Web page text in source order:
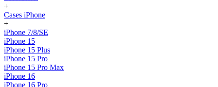
+
Cases iPhone
+
iPhone 7/8/SE
iPhone 15
iPhone 15 Plus
iPhone 15 Pro
iPhone 15 Pro Max
iPhone 16
iPhone 16 Pro